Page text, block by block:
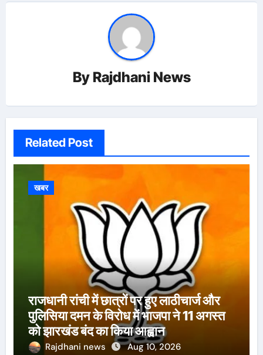
By Rajdhani News
Related Post
खबर
राजधानी रांची में छात्रों पर हुए लाठीचार्ज और
पुलिसिया दमन के विरोध में भाजपा ने 11 अगस्त
को झारखंड बंद का किया आह्वान
Rajdhani news Aug 10, 2026